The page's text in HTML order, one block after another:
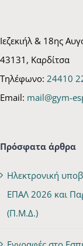
Ιεζεκιήλ & 18ης
43131, Καρδίτσα
Τηλέφωνο: 24410
Email: mail@gym-
Πρόσφατα άρθρα
Ηλεκτρονική
ΕΠΑΛ 2026 και
(Π.Μ.Δ.)